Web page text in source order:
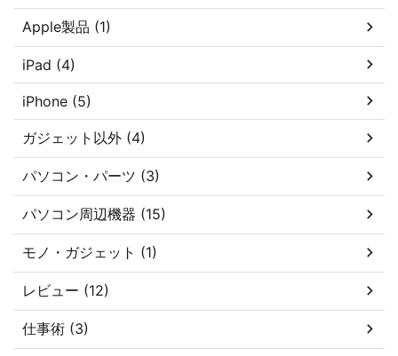
Apple製品 (1)
iPad (4)
iPhone (5)
ガジェット以外 (4)
パソコン・パーツ (3)
パソコン周辺機器 (15)
モノ・ガジェット (1)
レビュー (12)
仕事術 (3)